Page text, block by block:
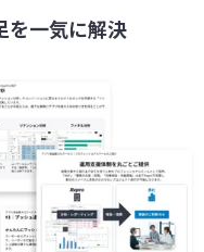
を一気に解決